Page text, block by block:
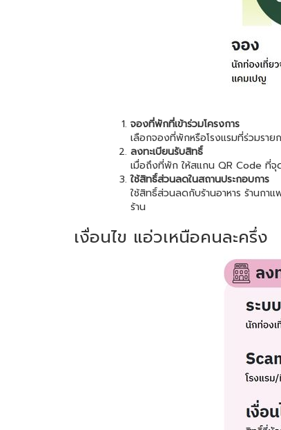
จองที่พักที่เข้าร่วมโครงการ
เลือกจองที่พักหรือโรงแรมที่ร่วมราย
ลงทะเบียนรับสิทธิ์
เมื่อถึงที่พัก ให้สแกน QR Code ที่จุ
ใช้สิทธิ์ส่วนลดในสถานประกอบการ
ใช้สิทธิ์ส่วนลดกับร้านอาหาร ร้านกา
ร้าน
เงื่อนไข แอ่วเหนือคนละครึ่ง